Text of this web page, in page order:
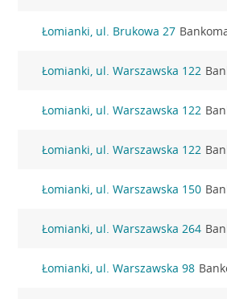
Łomianki, ul. Brukowa 27
Łomianki, ul. Warszawska 122
Łomianki, ul. Warszawska 122
Łomianki, ul. Warszawska 122
Łomianki, ul. Warszawska 150
Łomianki, ul. Warszawska 264
Łomianki, ul. Warszawska 98